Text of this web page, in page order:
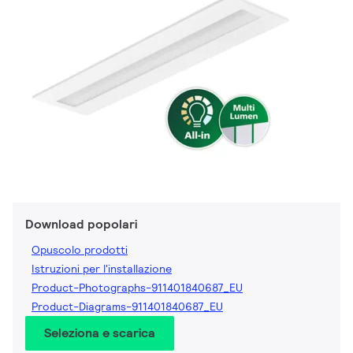
Download popolari
Opuscolo prodotti
Istruzioni per l'installazione
Product-Photographs-911401840687_EU
Product-Diagrams-911401840687_EU
Seleziona e scarica